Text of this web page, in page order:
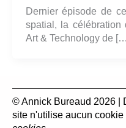
Dernier épisode de
spatial, la célébration
Art & Technology de
© Annick Bureaud 2026 |
site n'utilise aucun cookie